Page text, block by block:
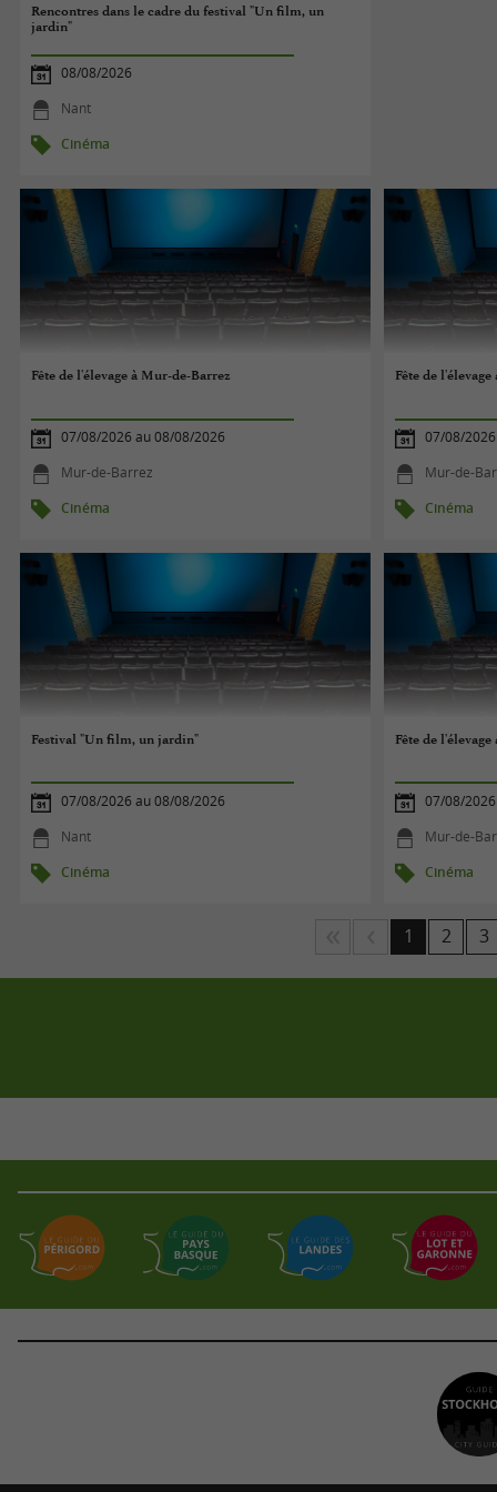
Rencontres dans le cadre du festival "Un film, un
jardin"
08/08/2026
Nant
Cinéma
Fête de l'élevage à Mur-de-Barrez
07/08/2026 au 08/08/2026
Mur-de-Barrez
Cinéma
Fête de
07/08/
Mur-de-
Cinéma
Festival "Un film, un jardin"
07/08/2026 au 08/08/2026
Nant
Cinéma
Fête de
07/08/
Mur-de-
Cinéma
1 2 3